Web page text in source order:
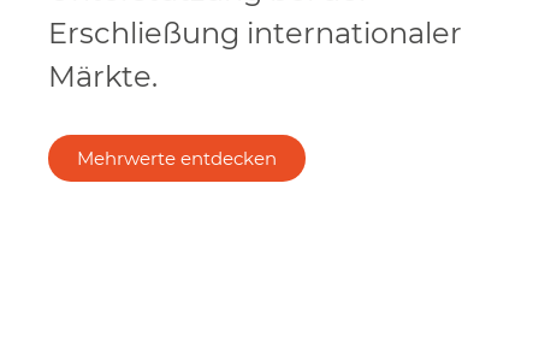
Erschließung internationaler
Märkte.
Mehrwerte entdecken